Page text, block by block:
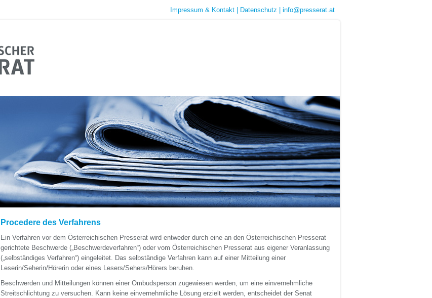
Impressum & Kontakt Datenschutz info@presserat.at
Procedere des Verfahrens
Ein Verfahren vor dem Österreichischen Presserat wird entweder durch eine an den Österreichischen Presserat
gerichtete Beschwerde („Beschwerdeverfahren“) oder vom Österreichischen Presserat aus eigener Veranlassung
(„selbständiges Verfahren“) eingeleitet. Das selbständige Verfahren kann auf einer Mitteilung einer
Leserin/Seherin/Hörerin oder eines Lesers/Sehers/Hörers beruhen.
Beschwerden und Mitteilungen können einer Ombudsperson zugewiesen werden, um eine einvernehmliche
Streitschlichtung zu versuchen. Kann keine einvernehmliche Lösung erzielt werden, entscheidet der Senat